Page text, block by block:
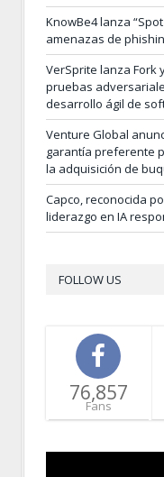
KnowBe4 lanza
amenazas de
VerSprite lanza Fork
pruebas
desarrollo ágil de
Venture Global
garantía preferente
la adquisición de
Capco, reconocida
liderazgo en IA
FOLLOW US
76,857
Fans